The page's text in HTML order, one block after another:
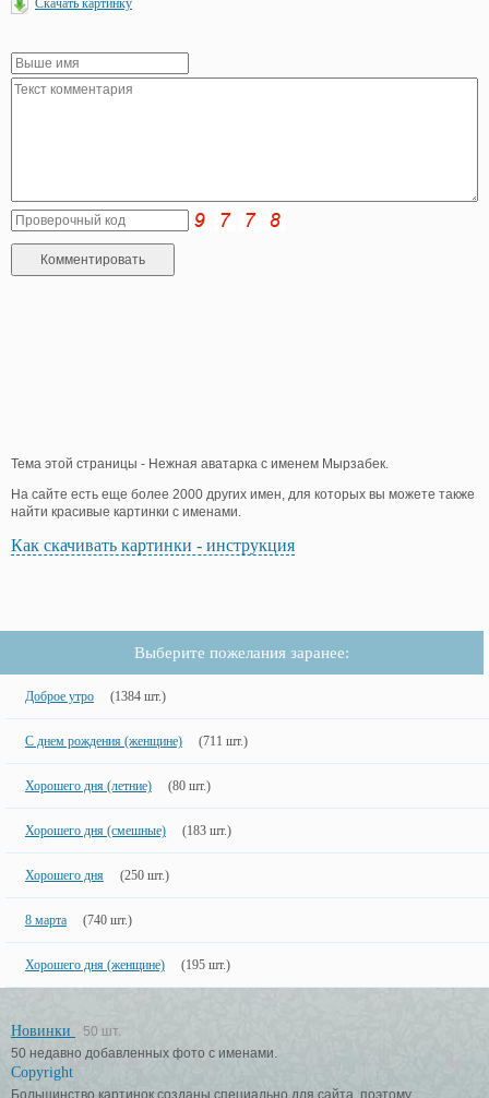
Скачать картинку
Тема этой страницы - Нежная аватарка с именем Мырзабек.
На сайте есть еще более 2000 других имен, для которых вы можете также
найти красивые картинки с именами.
Как скачивать картинки - инструкция
Выберите пожелания заранее:
Доброе утро (1384 шт.)
С днем рождения (женщине) (711 шт.)
Хорошего дня (летние) (80 шт.)
Хорошего дня (смешные) (183 шт.)
Хорошего дня (250 шт.)
8 марта (740 шт.)
Хорошего дня (женщине) (195 шт.)
Новинки
50 шт.
50 недавно добавленных фото с именами.
Copyright